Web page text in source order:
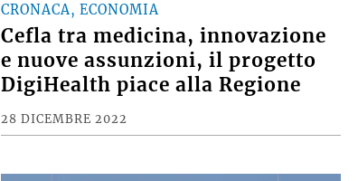
CRONACA, ECONOMIA
Cefla tra medicina, innovazione
e nuove assunzioni, il progetto
DigiHealth piace alla Regione
28 DICEMBRE 2022